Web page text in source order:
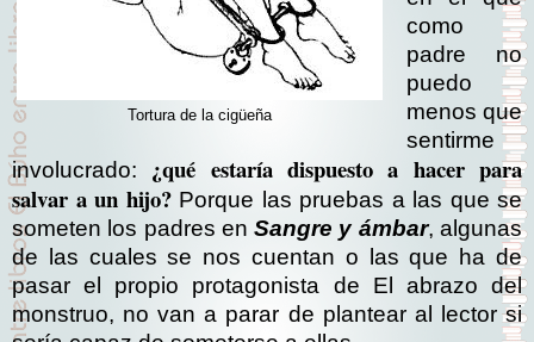
Tortura de la cigüeña
como
padre no
puedo
menos que
sentirme
involucrado: ¿qué estaría dispuesto a hacer para
salvar a un hijo?Porque las pruebas a las que se
someten los padres enSangre y ámbar, algunas
de las cuales se nos cuentan o las que ha de
pasar el propio protagonista de El abrazo del
monstruo, no van a parar de plantear al lector si